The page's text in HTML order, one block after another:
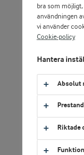
bra som
användningen
vi använder
Cookie-policy
Hantera
Absolut
Riktade